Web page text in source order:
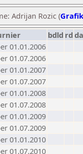
Adrijan Rozic (
bdld rd
01.01.2006
01.07.2006
01.01.2007
01.07.2007
01.01.2008
01.07.2008
01.01.2009
01.07.2009
01.01.2010
01.07.2010